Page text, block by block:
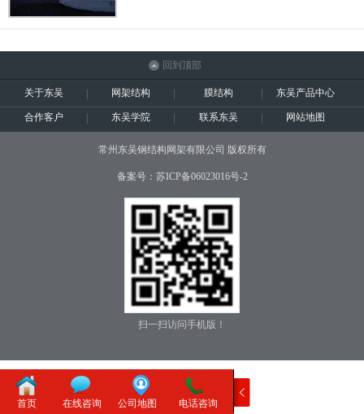
一面。
回到顶部
关于东吴 网架结构 膜结构 东吴产品中心
合作客户 东吴学院 联系东吴 网站地图
常州东吴钢结构网架有限公司 版权所有
备案号：苏ICP备06023016号-2
扫一扫访问手机版！
首页 在线咨询 公司地图 电话咨询